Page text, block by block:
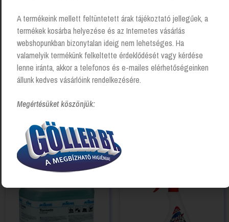
250ml, Pronto
Login to see prices
A termékeink mellett feltüntetett árak tájékoztató jellegűek, a
termékek kosárba helyezése és az Internetes vásárlás
webshopunkban bizonytalan ideig nem lehetséges. Ha
valamelyik termékünk felkeltette érdeklődését vagy kérdése
lenne iránta, akkor a telefonos és e-mailes elérhetőségeinken
állunk kedves vásárlóink rendelkezésére.
Megértésüket köszönjük: